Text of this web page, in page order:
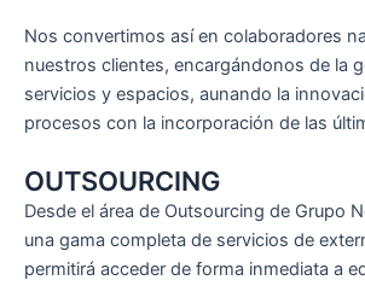
Nos convertimos así en colaboradores
nuestros clientes, encargándonos de la
servicios y espacios, aunando la
procesos con la incorporación de las
OUTSOURCING
Desde el área de Outsourcing de Grupo
una gama completa de servicios de
permitirá acceder de forma inmediata a